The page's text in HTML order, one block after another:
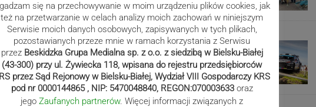
się na przechowywanie w moim urządzeniu plików cookies, jak
też na przetwarzanie w celach analizy moich zachowań w niniejszym
Serwisie moich danych osobowych, zapisywanych w tych plikach,
pozostawianych przeze mnie w ramach korzystania z Serwisu
przez Beskidzka Grupa Medialna sp. z o.o. z siedzibą w Bielsku-Białej
(43-300) przy ul. Żywiecka 118, wpisana do rejestru przedsiębiorców
przez Sąd Rejonowy w Bielsku-Białej, Wydział VIII Gospodarczy KRS
pod nr 0000144865 , NIP: 5470048840, REGON:070003633 oraz
jego Zaufanych partnerów. Więcej informacji związanych z